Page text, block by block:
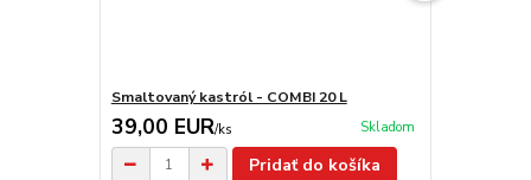
Smaltovaný kastról - COMBI 20 L
39,00 EUR/ks Skladom
Pridať do košíka